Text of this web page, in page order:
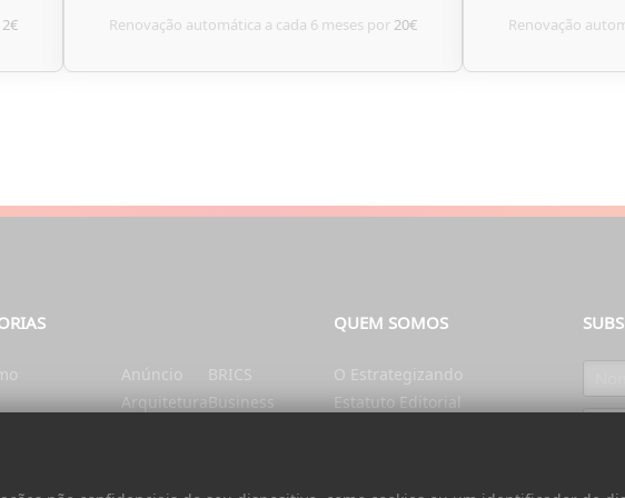
Renovação automática a cada 6 meses por20€ Renovação
Anúncio
Arquitetura
BRICS
Business
QUEM SOMOS
O Estrategizando
Estatuto Editorial